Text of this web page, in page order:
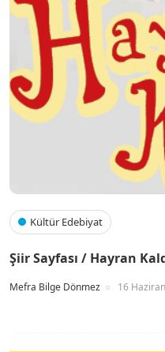
Kültür Edebiyat
Şiir Sayfası / Hayran
Mefra Bilge Dönmez 16 Haziran